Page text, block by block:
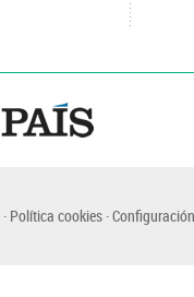
Política cookies